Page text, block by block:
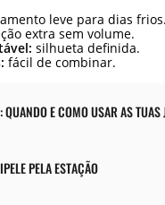
leve para dias frios.
extra sem volume.
silhueta definida.
fácil de combinar.
QUANDO E COMO USAR AS TUAS
PELA ESTAÇÃO